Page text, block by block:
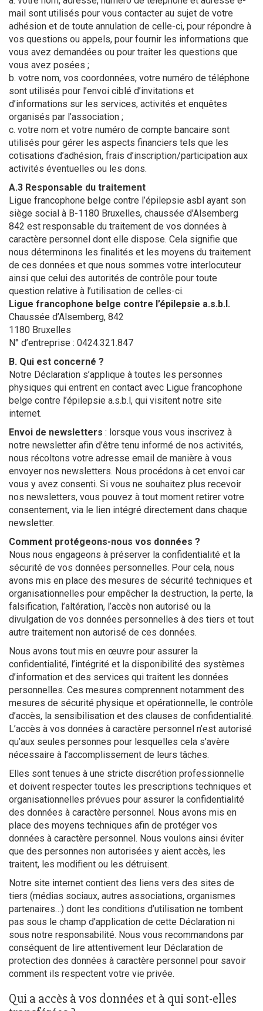
mail sont utilisés pour vous contacter au sujet de votre
adhésion et de toute annulation de celle-ci, pour répondre à
vos questions ou appels, pour fournir les informations que
vous avez demandées ou pour traiter les questions que
vous avez posées ;
b. votre nom, vos coordonnées, votre numéro de téléphone
sont utilisés pour l’envoi ciblé d’invitations et
d’informations sur les services, activités et enquêtes
organisés par l’association ;
c. votre nom et votre numéro de compte bancaire sont
utilisés pour gérer les aspects financiers tels que les
cotisations d’adhésion, frais d’inscription/participation aux
activités éventuelles ou les dons.
A.3 Responsable du traitement
Ligue francophone belge contre l’épilepsie asbl ayant son
siège social à B-1180 Bruxelles, chaussée d’Alsemberg
842 est responsable du traitement de vos données à
caractère personnel dont elle dispose. Cela signifie que
nous déterminons les finalités et les moyens du traitement
de ces données et que nous sommes votre interlocuteur
ainsi que celui des autorités de contrôle pour toute
question relative à l’utilisation de celles-ci.
Ligue francophone belge contre l’épilepsie a.s.b.l.
Chaussée d’Alsemberg, 842
1180 Bruxelles
N° d’entreprise : 0424.321.847
B. Qui est concerné ?
Notre Déclaration s’applique à toutes les personnes
physiques qui entrent en contact avec Ligue francophone
belge contre l’épilepsie a.s.b.l, qui visitent notre site
internet.
Envoi de newsletters : lorsque vous vous inscrivez à
notre newsletter afin d’être tenu informé de nos activités,
nous récoltons votre adresse email de manière à vous
envoyer nos newsletters. Nous procédons à cet envoi car
vous y avez consenti. Si vous ne souhaitez plus recevoir
nos newsletters, vous pouvez à tout moment retirer votre
consentement, via le lien intégré directement dans chaque
newsletter.
Comment protégeons-nous vos données ?
Nous nous engageons à préserver la confidentialité et la
sécurité de vos données personnelles. Pour cela, nous
avons mis en place des mesures de sécurité techniques et
organisationnelles pour empêcher la destruction, la perte, la
falsification, l’altération, l’accès non autorisé ou la
divulgation de vos données personnelles à des tiers et tout
autre traitement non autorisé de ces données.
Nous avons tout mis en œuvre pour assurer la
confidentialité, l’intégrité et la disponibilité des systèmes
d’information et des services qui traitent les données
personnelles. Ces mesures comprennent notamment des
mesures de sécurité physique et opérationnelle, le contrôle
d’accès, la sensibilisation et des clauses de confidentialité.
L’accès à vos données à caractère personnel n’est autorisé
qu’aux seules personnes pour lesquelles cela s’avère
nécessaire à l’accomplissement de leurs tâches.
Elles sont tenues à une stricte discrétion professionnelle
et doivent respecter toutes les prescriptions techniques et
organisationnelles prévues pour assurer la confidentialité
des données à caractère personnel. Nous avons mis en
place des moyens techniques afin de protéger vos
données à caractère personnel. Nous voulons ainsi éviter
que des personnes non autorisées y aient accès, les
traitent, les modifient ou les détruisent.
Notre site internet contient des liens vers des sites de
tiers (médias sociaux, autres associations, organismes
partenaires…) dont les conditions d’utilisation ne tombent
pas sous le champ d’application de cette Déclaration ni
sous notre responsabilité. Nous vous recommandons par
conséquent de lire attentivement leur Déclaration de
protection des données à caractère personnel pour savoir
comment ils respectent votre vie privée.
Qui a accès à vos données et à qui sont-elles